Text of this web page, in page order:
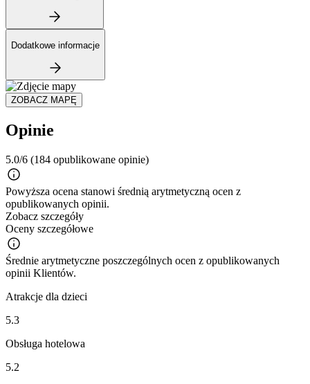
Dodatkowe informacje
ZOBACZ MAPĘ
Opinie
5.0/6 (184 opublikowane opinie)
Powyższa ocena stanowi średnią arytmetyczną ocen z
opublikowanych opinii.
Zobacz szczegóły
Oceny szczegółowe
Średnie arytmetyczne poszczególnych ocen z opublikowanych
opinii Klientów.
Atrakcje dla dzieci
5.3
Obsługa hotelowa
5.2